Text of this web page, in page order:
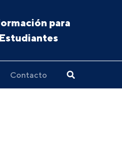
para
Estudiantes
Contacto